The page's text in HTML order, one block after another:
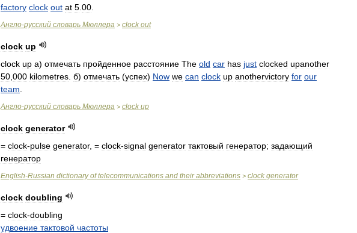
factory clock out at 5 00
Англо-русский словарь Мюллера > clock out
clock up
clock up а) отмечать пройденное расстояние The old car has just clocked upanother
50 000 kilometres б) отмечать (успех) Now we can clock up anothervictory for our
team
Англо-русский словарь Мюллера > clock up
clock generator
= clock-pulse generator, = clock-signal generator тактовый генератор; задающий
генератор
English-Russian dictionary of telecommunications and their abbreviations > clock generator
clock doubling
= clock-doubling
удвоение тактовой частоты